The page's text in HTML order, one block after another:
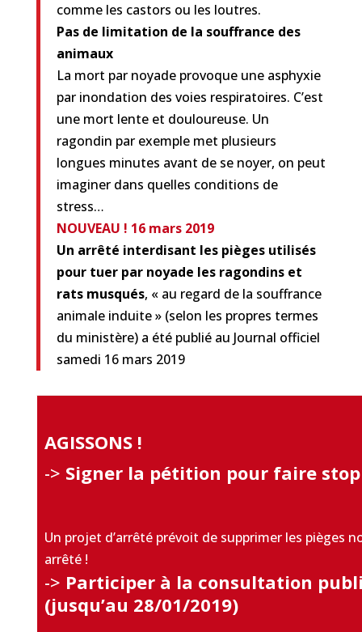
comme les castors ou les loutres.
Pas de limitation de la souffrance des
animaux
La mort par noyade provoque une asphyxie
par inondation des voies respiratoires. C’est
une mort lente et douloureuse. Un
ragondin par exemple met plusieurs
longues minutes avant de se noyer, on peut
imaginer dans quelles conditions de
stress…
NOUVEAU ! 16 mars 2019
Un arrêté interdisant les pièges utilisés
pour tuer par noyade les ragondins et
rats musqués, « au regard de la souffrance
animale induite » (selon les propres termes
du ministère) a été publié au Journal officiel
samedi 16 mars 2019
AGISSONS !
-> Signer la pétition pour faire
Un projet d’arrêté prévoit de supprimer les pièges
arrêté !
-> Participer à la consultation
(jusqu’au 28/01/2019)